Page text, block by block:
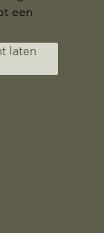
een
laten